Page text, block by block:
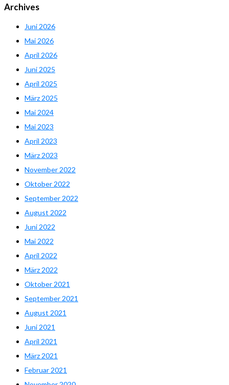
Archives
Juni 2026
Mai 2026
April 2026
Juni 2025
April 2025
März 2025
Mai 2024
Mai 2023
April 2023
März 2023
November 2022
Oktober 2022
September 2022
August 2022
Juni 2022
Mai 2022
April 2022
März 2022
Oktober 2021
September 2021
August 2021
Juni 2021
April 2021
März 2021
Februar 2021